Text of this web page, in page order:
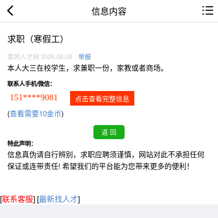
信息内容
求职（寒假工）
蒙阴人才网 2026.08.08 举报
本人大三在校学生，求兼职一份，家教或者商场。
联系人手机/微信：
151****9081 点击查看完整信息
(查看需要10金币)
特此声明：
信息真伪请自行辨别，求职应聘须谨慎，网站对此不承担任何
保证或连带责任! 希望我们的平台能为您带来更多的便利！
[联系客服] [最新找人才]